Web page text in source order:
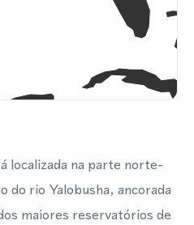
localizada na parte norte-
do rio Yalobusha, ancorada
maiores reservatórios de